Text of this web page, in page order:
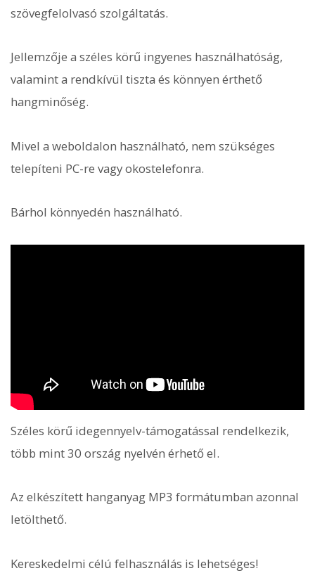
szövegfelolvasó szolgáltatás.
Jellemzője a széles körű ingyenes használhatóság,
valamint a rendkívül tiszta és könnyen érthető
hangminőség.
Mivel a weboldalon használható, nem szükséges
telepíteni PC-re vagy okostelefonra.
Bárhol könnyedén használható.
Széles körű idegennyelv-támogatással rendelkezik,
több mint 30 ország nyelvén érhető el.
Az elkészített hanganyag MP3 formátumban azonnal
letölthető.
Kereskedelmi célú felhasználás is lehetséges!